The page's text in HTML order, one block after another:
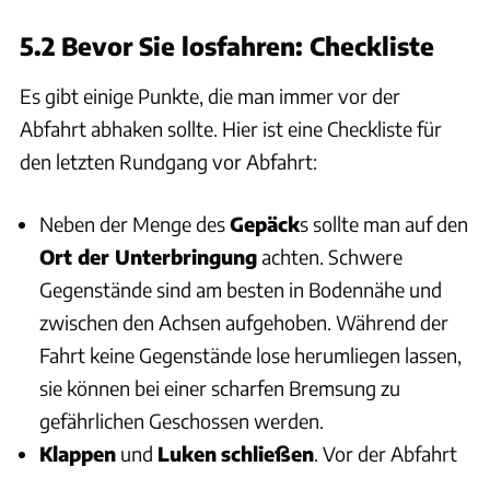
5.2 Bevor Sie losfahren: Checkliste
Es gibt einige Punkte, die man immer vor der
Abfahrt abhaken sollte. Hier ist eine Checkliste für
den letzten Rundgang vor Abfahrt:
Neben der Menge desGepäcks sollte man auf den
Ort der Unterbringungachten. Schwere
Gegenstände sind am besten in Bodennähe und
zwischen den Achsen aufgehoben. Während der
Fahrt keine Gegenstände lose herumliegen lassen,
sie können bei einer scharfen Bremsung zu
gefährlichen Geschossen werden.
Klappen und Lukenschließen. Vor der Abfahrt